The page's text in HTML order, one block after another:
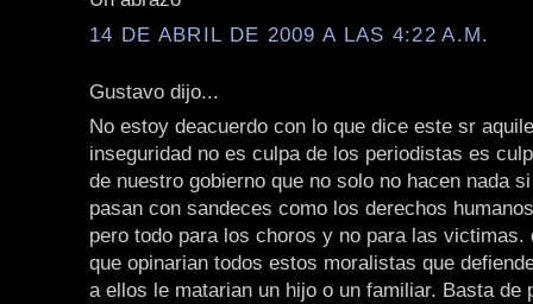
14 DE ABRIL DE 2009 A LAS 4:22 A.M.
Gustavo dijo...
No estoy deacuerdo con lo que dice este sr
inseguridad no es culpa de los periodistas es
de nuestro gobierno que no solo no hacen nada
pasan con sandeces como los derechos
pero todo para los choros y no para las victimas.
que opinarian todos estos moralistas que
a ellos le matarian un hijo o un familiar. Basta de